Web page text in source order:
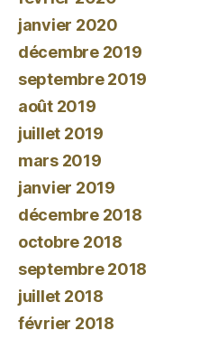
janvier 2020
décembre 2019
septembre 2019
août 2019
juillet 2019
mars 2019
janvier 2019
décembre 2018
octobre 2018
septembre 2018
juillet 2018
février 2018